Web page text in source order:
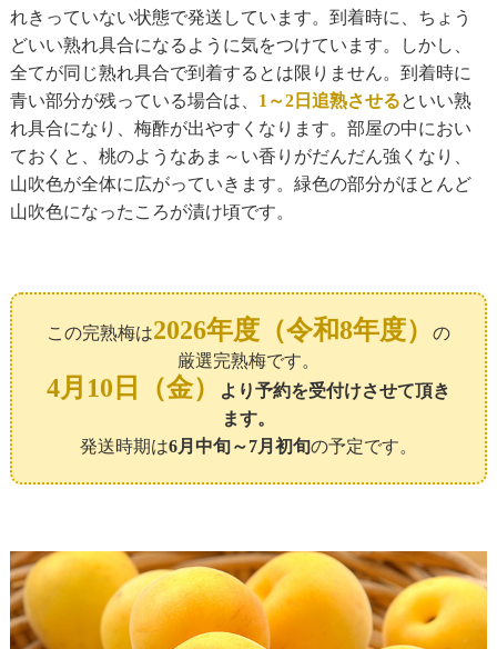
れきっていない状態で発送しています。到着時に、ちょう
どいい熟れ具合になるように気をつけています。しかし、
全てが同じ熟れ具合で到着するとは限りません。到着時に
青い部分が残っている場合は、 1～2日追熟させるといい熟
れ具合になり、梅酢が出やすくなります。部屋の中におい
ておくと、桃のようなあま～い香りがだんだん強くなり、
山吹色が全体に広がっていきます。緑色の部分がほとんど
山吹色になったころが漬け頃です。
この完熟梅は2026年度（令和8年度）
の
厳選完熟梅です。
4月10日（金）
より予約を受付けさせて頂き
ます。
発送時期は6月中旬～7月初旬の予定です。